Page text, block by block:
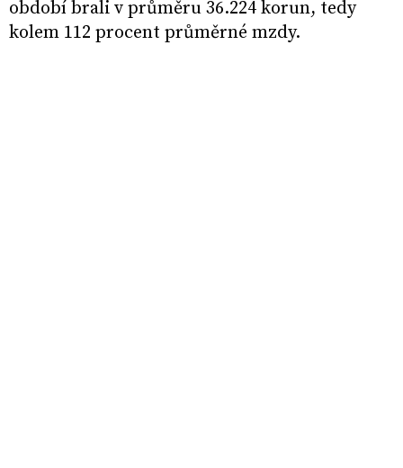
období brali v průměru 36.224 korun, tedy
kolem 112 procent průměrné mzdy.